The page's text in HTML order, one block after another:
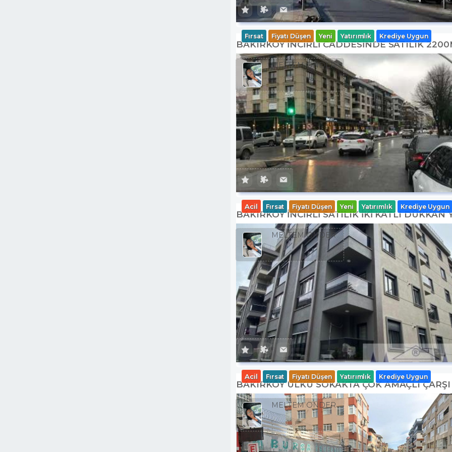
BAKIRKÖY İNCİRLİ CADDESINDE SATILIK
Fırsat Fiyatı Düşen Yeni Yatırımlık Krediye Uygun
MELTEM ÖNDER
BAKIRKÖY İNCİRLİ SATILIK İKİ KATLI DÜKKAN
Acil Fırsat Fiyatı Düşen Yeni Yatırımlık Krediye Uygun
MELTEM ÖNDER
BAKIRKÖY ÜLKÜ SOKAKTA ÇOK AMAÇLI
Acil Fırsat Fiyatı Düşen Yatırımlık Krediye Uygun
MELTEM ÖNDER